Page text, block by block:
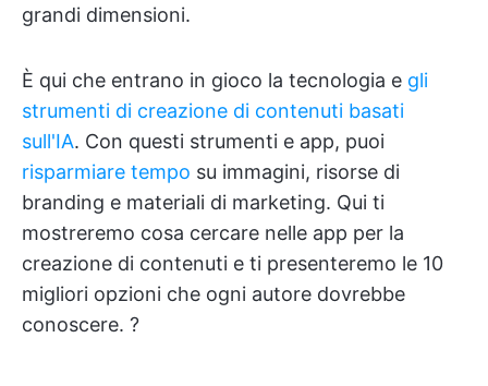
grandi dimensioni.
È qui che entrano in gioco la tecnologia e gli
strumenti di creazione di contenuti basati
sull'IA. Con questi strumenti e app, puoi
risparmiare tempo su immagini, risorse di
branding e materiali di marketing. Qui ti
mostreremo cosa cercare nelle app per la
creazione di contenuti e ti presenteremo le 10
migliori opzioni che ogni autore dovrebbe
conoscere. ?